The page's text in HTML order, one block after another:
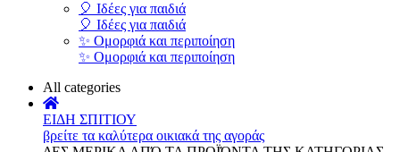
🎈 Ιδέες για παιδιά
🎈 Ιδέες για παιδιά
✨ Ομορφιά και περιποίηση
✨ Ομορφιά και περιποίηση
All categories
ΕΙΔΗ ΣΠΙΤΙΟΥ
βρείτε τα καλύτερα οικιακά της αγοράς